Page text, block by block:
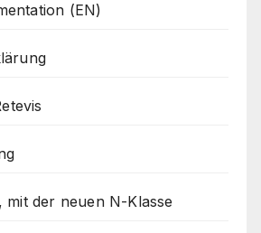
(EN)
mit der neuen N-Klasse